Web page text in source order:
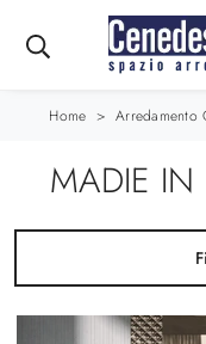
Home > Arredamento
MADIE IN